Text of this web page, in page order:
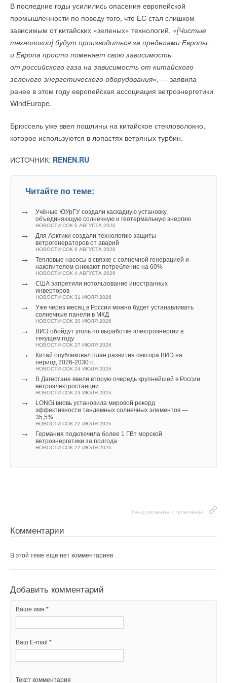
В последние годы усилились опасения европейской
промышленности по поводу того, что ЕС стал слишком
зависимым от китайских «зеленых» технологий. «[Чистые
технологии] будут производиться за пределами Европы,
и Европа просто поменяет свою зависимость
от российского газа на зависимость от китайского
зеленого энергетического оборудования», — заявила
ранее в этом году европейская ассоциация ветроэнергетики
WindEurope.
Брюссель уже ввел пошлины на китайское стекловолокно,
которое используются в лопастях ветряных турбин.
ИСТОЧНИК: RENEN.RU
Читайте по теме:
→
Учёные ЮУрГУ создали каскадную установку,
объединяющую солнечную и геотермальную энергию
НОВОСТИ СОК 6 АВГУСТА 2026
→
Для Арктики создали технологию защиты
ветрогенераторов от аварий
НОВОСТИ СОК 6 АВГУСТА 2026
→
Тепловые насосы в связке с солнечной генерацией и
накопителем снижают потребление на 60%
НОВОСТИ СОК 4 АВГУСТА 2026
→
США запретили использование иностранных
инверторов
НОВОСТИ СОК 31 ИЮЛЯ 2026
→
Уже через месяц в России можно будет устанавливать
солнечные панели в МКД
НОВОСТИ СОК 30 ИЮЛЯ 2026
→
ВИЭ обойдут уголь по выработке электроэнергии в
текущем году
НОВОСТИ СОК 27 ИЮЛЯ 2026
→
Китай опубликовал план развития сектора ВИЭ на
период 2026-2030 гг.
НОВОСТИ СОК 24 ИЮЛЯ 2026
→
В Дагестане ввели вторую очередь крупнейшей в России
ветроэлектростанции
НОВОСТИ СОК 23 ИЮЛЯ 2026
→
LONGi вновь установила мировой рекорд
эффективности тандемных солнечных элементов —
35,5%
НОВОСТИ СОК 22 ИЮЛЯ 2026
→
Германия подключила более 1 ГВт морской
ветроэнергетики за полгода
НОВОСТИ СОК 22 ИЮЛЯ 2026
Уведомления отключены
Комментарии
В этой теме еще нет комментариев
Добавить комментарий
Ваше имя *
Ваш E-mail *
Текст комментария
Ваш E-mail *
Текст комментария
возгараний за месяц — это, конечно, небольшой процент, но
осадочек все равно остается.
ИСТОЧНИК:RENEN.RU
→
Тепловые насосы в связке с солнечной генерацией и
накопителем снижают потребление на 60%
НОВОСТИ СОК 4 АВГУСТА 2026
ёмкостью 9 ГВт*ч
→
Росатом запустит гигафабрику литий-ионных батарей
НОВОСТИ СОК 14 ИЮЛЯ 2026
→
Мировой спрос на энергию бьет рекорды: солнечная
→
Водородный аккумулятор с неограниченным сроком
хранения
НОВОСТИ СОК 1 ИЮЛЯ 2026
→
Установленная мощность солнечной и ветровой
энергетики КНР превысит 2800 ГВт к 2030 году
НОВОСТИ СОК 1 ИЮЛЯ 2026
→
Экономика энергетики: стоимость электроэнергии от
СЭС с накопителями в ФРГ
НОВОСТИ СОК 1 ИЮЛЯ 2026
→
250 придорожных станций с солнечными панелями
построят в Казахстане
НОВОСТИ СОК 23 ИЮНЯ 2026
→
В РФ испытали безопасные и энергоемкие аккумуляторы
для электромобилей и БПЛА
НОВОСТИ СОК 19 ИЮНЯ 2026
Комментарии
В этой теме еще нет комментариев
Текст комментария
Уведомления отключены
В этой теме еще нет комментариев
Ваш E-mail *
Текст комментария